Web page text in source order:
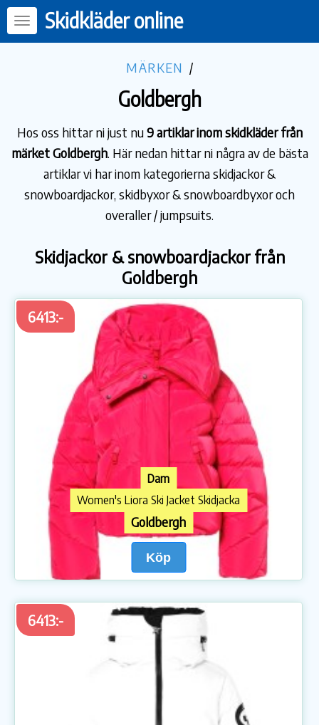
Skidkläder online
MÄRKEN /
Goldbergh
Hos oss hittar ni just nu9 artiklar inom skidkläder från
märket Goldbergh. Här nedan hittar ni några av de bästa
artiklar vi har inom kategorierna skidjackor &
snowboardjackor, skidbyxor & snowboardbyxor och
overaller / jumpsuits.
Skidjackor & snowboardjackor från
Goldbergh
6413:-
Dam
Women's Liora Ski Jacket Skidjacka
Goldbergh
Köp
6413:-